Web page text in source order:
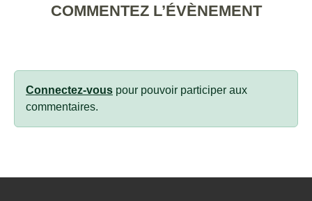
COMMENTEZ L’ÉVÈNEMENT
Connectez-vous pour pouvoir participer aux
commentaires.